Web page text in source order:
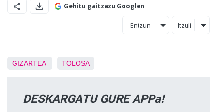
Gehitu gaitzazu Googlen
Entzun Itzuli
GIZARTEA TOLOSA
DESKARGATU GURE APPa!